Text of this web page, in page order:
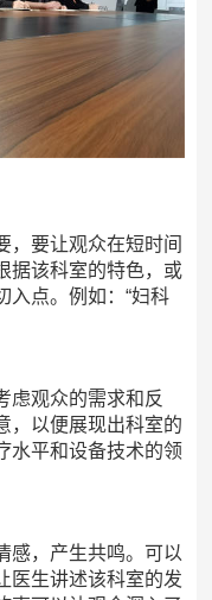
，要让观众在短时间
据该科室的特色，或
入点。例如：“妇科
虑观众的需求和反
，以便展现出科室的
水平和设备技术的领
感，产生共鸣。可以
医生讲述该科室的发